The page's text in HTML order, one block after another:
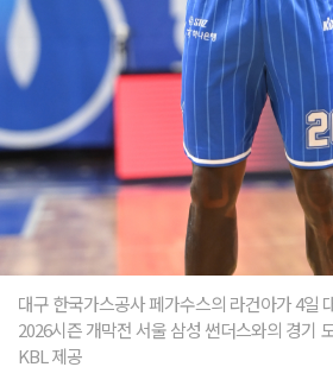
대구 한국가스공사 페가수스의 라건아가 4일
2026시즌 개막전 서울 삼성 썬더스와의 경기
KBL 제공